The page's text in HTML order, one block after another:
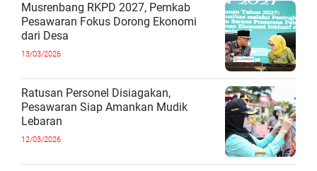
Musrenbang RKPD 2027, Pemkab
Pesawaran Fokus Dorong Ekonomi
dari Desa
13/03/2026
Ratusan Personel Disiagakan,
Pesawaran Siap Amankan Mudik
Lebaran
12/03/2026